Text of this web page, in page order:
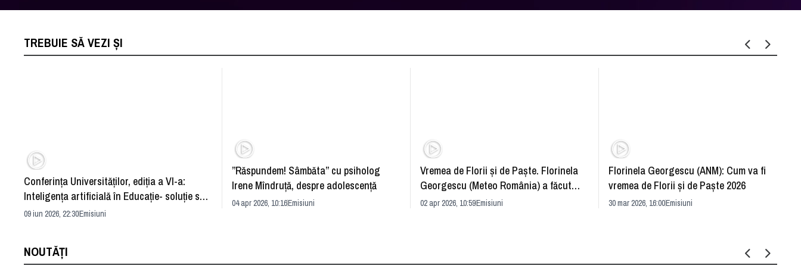
TREBUIE SĂ VEZI ȘI
Conferința Universităților, ediția a VI-a:
Inteligența artificială în Educație- soluție sau
problemă?
09 iun 2026, 22:30Emisiuni
”Răspundem! Sâmbăta” cu psiholog
Irene Mîndruță, despre adolescență
04 apr 2026, 10:16Emisiuni
Vremea de Florii și de Paște. Florinela
Georgescu (Meteo România) a făcut
prognoza
02 apr 2026, 10:59Emisiuni
Florinela Georgescu (ANM): Cum va fi
vremea de Florii și de Paște 2026
30 mar 2026, 16:00Emisiuni
NOUTĂȚI